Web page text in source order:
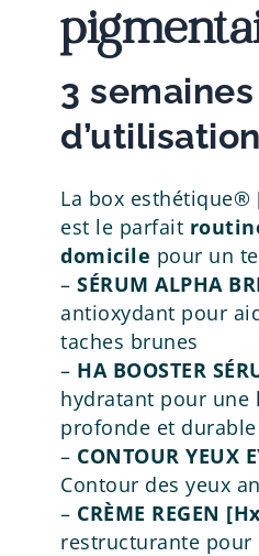
3 semaines
d’utilisation
La box esthétique®
est le parfait
domicile pour un
–SÉRUM ALPHA
antioxydant pour
taches brunes
– HA BOOSTER
hydratant pour une
profonde et durable
– CONTOUR YEUX
Contour des yeux
– CRÈME REGEN
restructurante pour